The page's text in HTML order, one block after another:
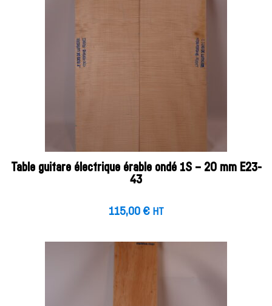
Table guitare électrique érable ondé 1S – 20 mm E23-
43
115,00 € HT